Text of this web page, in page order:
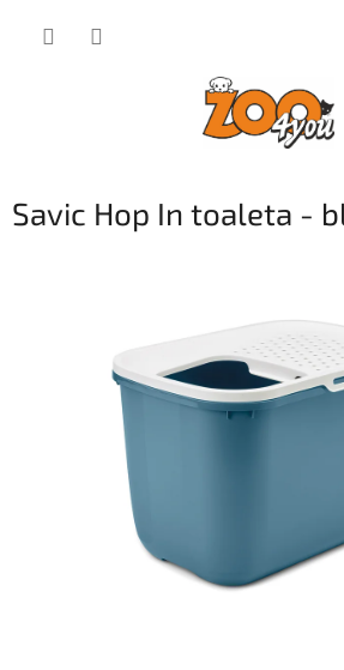
Savic Hop In toaleta -